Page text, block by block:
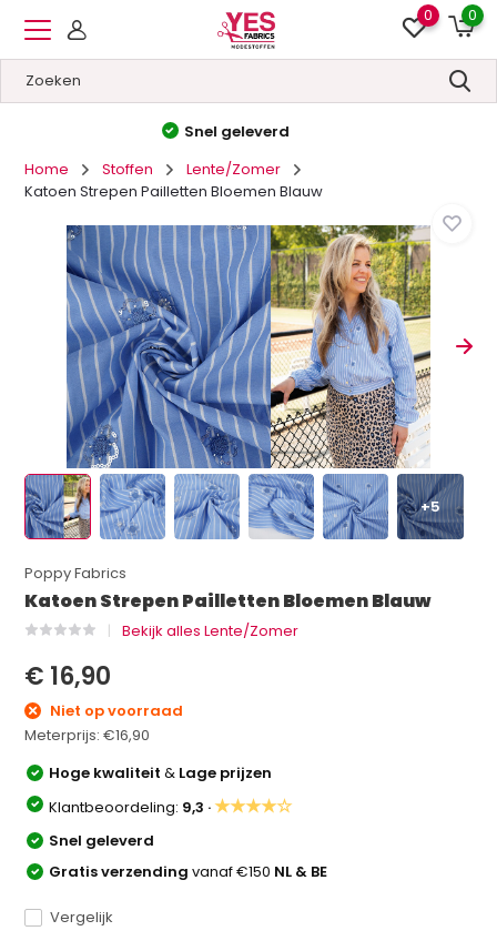
0 0
Hoge kwaliteit&Lage prijzen
Home
Stoffen
Lente/Zomer
Katoen Strepen Pailletten Bloemen Blauw
+5
Poppy Fabrics
Katoen Strepen Pailletten Bloemen Blauw
Bekijk alles Lente/Zomer
€ 16,90
Niet op voorraad
Meterprijs:€16,90
Hoge kwaliteit& Lage prijzen
Klantbeoordeling: 9,3 ·★★★★☆
Snel geleverd
Gratis verzendingvanaf €150 NL & BE
Vergelijk